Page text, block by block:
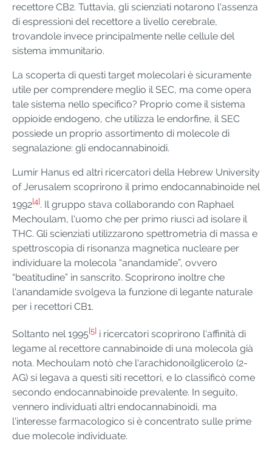
recettore CB2. Tuttavia, gli scienziati notarono l'assenza
di espressioni del recettore a livello cerebrale,
trovandole invece principalmente nelle cellule del
sistema immunitario.
La scoperta di questi target molecolari è sicuramente
utile per comprendere meglio il SEC, ma come opera
tale sistema nello specifico? Proprio come il sistema
oppioide endogeno, che utilizza le endorfine, il SEC
possiede un proprio assortimento di molecole di
segnalazione: gli endocannabinoidi.
Lumir Hanus ed altri ricercatori della Hebrew University
of Jerusalem scoprirono il primo endocannabinoide nel
1992[4]. Il gruppo stava collaborando con Raphael
Mechoulam, l'uomo che per primo riuscì ad isolare il
THC. Gli scienziati utilizzarono spettrometria di massa e
spettroscopia di risonanza magnetica nucleare per
individuare la molecola “anandamide”, ovvero
“beatitudine” in sanscrito. Scoprirono inoltre che
l'anandamide svolgeva la funzione di legante naturale
per i recettori CB1.
Soltanto nel 1995[5] i ricercatori scoprirono l'affinità di
legame al recettore cannabinoide di una molecola già
nota. Mechoulam notò che l'arachidonoilglicerolo (2-
AG) si legava a questi siti recettori, e lo classificò come
secondo endocannabinoide prevalente. In seguito,
vennero individuati altri endocannabinoidi, ma
l'interesse farmacologico si è concentrato sulle prime
due molecole individuate.